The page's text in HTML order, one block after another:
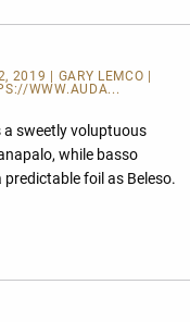
2019 | GARY LEMCO |
WWW.AUDA...
a sweetly voluptuous
while basso
foil as Beleso.